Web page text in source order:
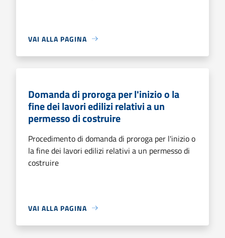
VAI ALLA PAGINA
Domanda di proroga per l'inizio o la
fine dei lavori edilizi relativi a un
permesso di costruire
Procedimento di domanda di proroga per l'inizio o
la fine dei lavori edilizi relativi a un permesso di
costruire
VAI ALLA PAGINA